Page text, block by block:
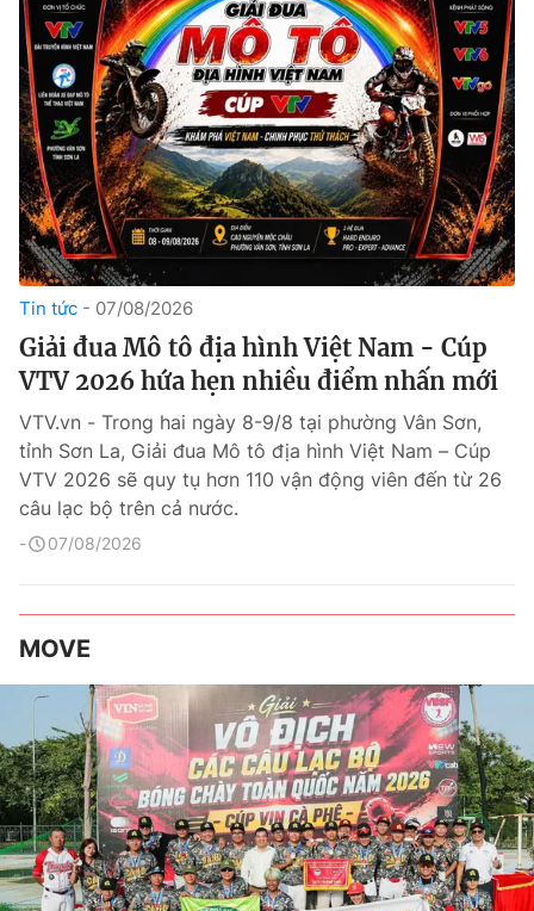
Tin tức 07/08/2026
Giải đua Mô tô địa hình Việt Nam - Cúp
VTV 2026 hứa hẹn nhiều điểm nhấn mới
VTV.vn - Trong hai ngày 8-9/8 tại phường Vân Sơn,
tỉnh Sơn La, Giải đua Mô tô địa hình Việt Nam – Cúp
VTV 2026 sẽ quy tụ hơn 110 vận động viên đến từ 26
câu lạc bộ trên cả nước.
07/08/2026
MOVE